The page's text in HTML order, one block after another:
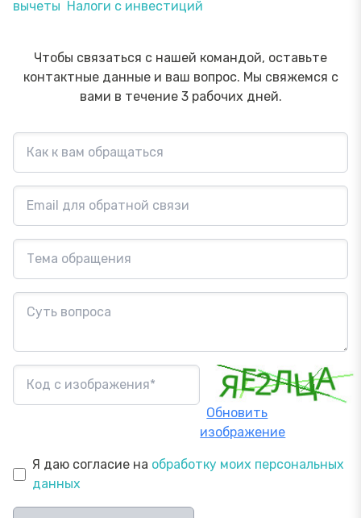
вычеты Налоги с инвестиций
Чтобы связаться с нашей командой, оставьте
контактные данные и ваш вопрос. Мы свяжемся с
вами в течение 3 рабочих дней.
Обновить
изображение
Я даю согласие на обработку моих персональных
данных